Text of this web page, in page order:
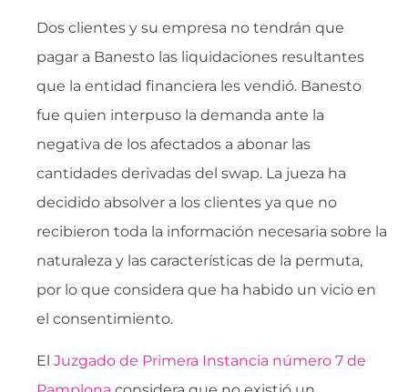
Dos clientes y su empresa no tendrán que
pagar a Banesto las liquidaciones resultantes
que la entidad financiera les vendió. Banesto
fue quien interpuso la demanda ante la
negativa de los afectados a abonar las
cantidades derivadas del swap. La jueza ha
decidido absolver a los clientes ya que no
recibieron toda la información necesaria sobre la
naturaleza y las características de la permuta,
por lo que considera que ha habido un vicio en
el consentimiento.
El Juzgado de Primera Instancia número 7 de